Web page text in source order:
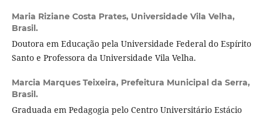
Maria Riziane Costa Prates, Universidade Vila Velha,
Brasil.
Doutora em Educação pela Universidade Federal do Espírito
Santo e Professora da Universidade Vila Velha.
Marcia Marques Teixeira, Prefeitura Municipal da Serra,
Brasil.
Graduada em Pedagogia pelo Centro Universitário Estácio